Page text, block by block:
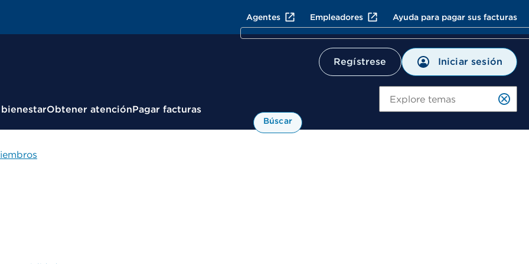
Agentes Empleadores Ayuda para pagar sus facturas
Regístrese Iniciar sesión
Obtener atenciónPagar facturas
Búscar